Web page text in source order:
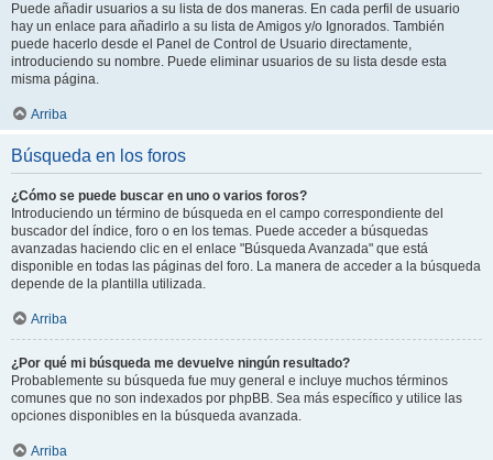
Puede añadir usuarios a su lista de dos maneras. En cada perfil de usuario
hay un enlace para añadirlo a su lista de Amigos y/o Ignorados. También
puede hacerlo desde el Panel de Control de Usuario directamente,
introduciendo su nombre. Puede eliminar usuarios de su lista desde esta
misma página.
Arriba
Búsqueda en los foros
¿Cómo se puede buscar en uno o varios foros?
Introduciendo un término de búsqueda en el campo correspondiente del
buscador del índice, foro o en los temas. Puede acceder a búsquedas
avanzadas haciendo clic en el enlace "Búsqueda Avanzada" que está
disponible en todas las páginas del foro. La manera de acceder a la búsqueda
depende de la plantilla utilizada.
Arriba
¿Por qué mi búsqueda me devuelve ningún resultado?
Probablemente su búsqueda fue muy general e incluye muchos términos
comunes que no son indexados por phpBB. Sea más específico y utilice las
opciones disponibles en la búsqueda avanzada.
Arriba